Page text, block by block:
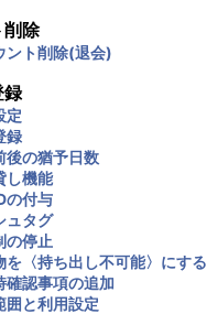
削除
ント削除(退会)
録
定
録
後の猶予日数
し機能
の付与
ュタグ
の停止
を〈持ち出し不可能〉にする
確認事項の追加
囲と利用設定